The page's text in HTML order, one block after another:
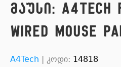
მაუსი: A4tech
Wired Mouse
A4Tech | კოდი: 14818